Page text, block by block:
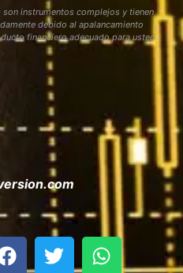
son instrumentos complejos y tienen
debido al apalancamiento
financiero adecuado para usted